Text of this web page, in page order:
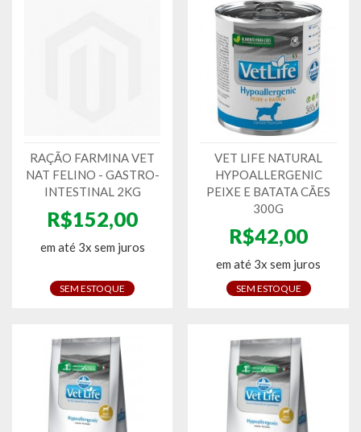
RAÇÃO FARMINA VET
NAT FELINO - GASTRO-
INTESTINAL 2KG
R$152,00
em até 3x sem juros
SEM ESTOQUE
VET LIFE NATURAL
HYPOALLERGENIC
PEIXE E BATATA CÃES
300G
R$42,00
em até 3x sem juros
SEM ESTOQUE